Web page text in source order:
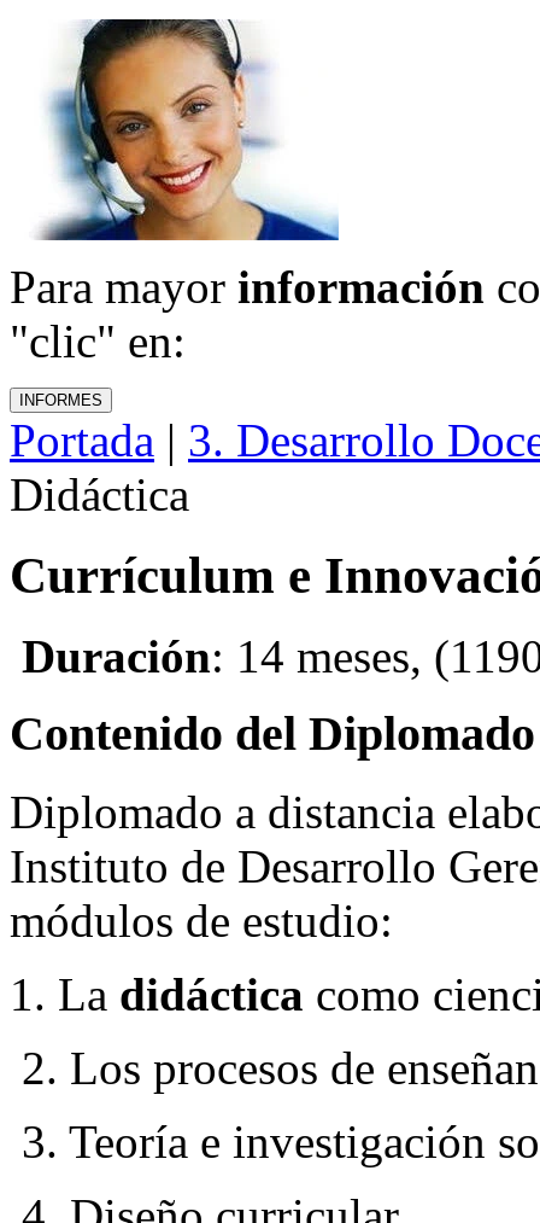
Para mayor información
"clic" en:
Portada | 3. Desarrollo
Didáctica
Currículum e
Duración: 14 meses,
Contenido del
Diplomado a distancia
Instituto de Desarrollo
módulos de estudio:
1. La didáctica como
2. Los procesos de
3. Teoría e investigación